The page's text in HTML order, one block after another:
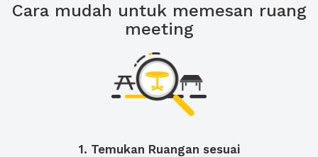
Cara mudah untuk memesan ruang
meeting
1. Temukan Ruangan sesuai